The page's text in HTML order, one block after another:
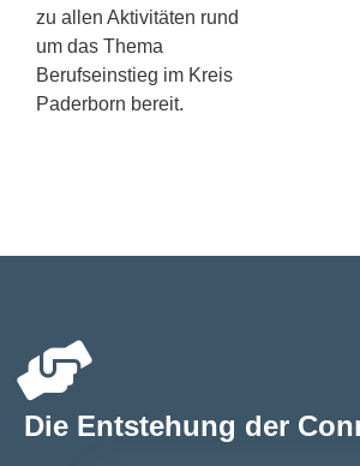
zu allen Aktivitäten rund
um das Thema
Berufseinstieg im Kreis
Paderborn bereit.
Die Entstehung der